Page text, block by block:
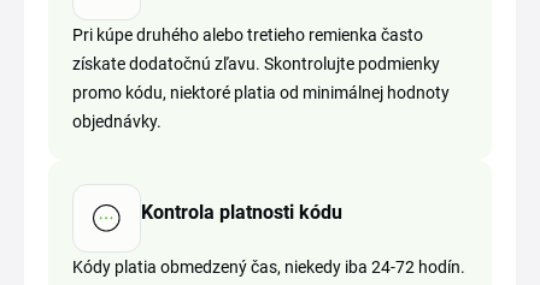
Pri kúpe druhého alebo tretieho remienka často
získate dodatočnú zľavu. Skontrolujte podmienky
promo kódu, niektoré platia od minimálnej hodnoty
objednávky.
Kontrola platnosti kódu
Kódy platia obmedzený čas, niekedy iba 24-72 hodín.